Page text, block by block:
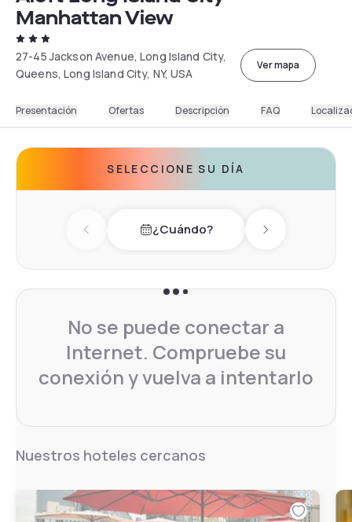
Manhattan View
27-45 Jackson Avenue, Long Island City,
Queens, Long Island City, NY, USA
Ver mapa
Presentación Ofertas Descripción FAQ
SELECCIONE SU DÍA
Previous day¿Cuándo? Next day
No se puede conectar a
Internet. Compruebe su
conexión y vuelva a intentarlo
Nuestros hoteles cercanos